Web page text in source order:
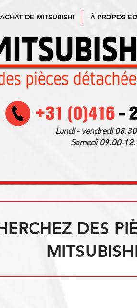
ACHAT DE MITSUBISHI À PROPOS
Lundi - vendredi
Samedi09.00-
DES